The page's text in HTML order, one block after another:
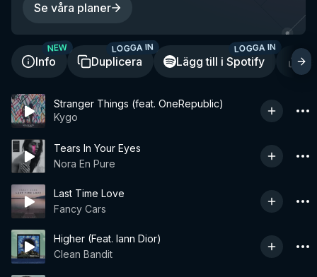
Se våra planer
Info
NEW
Duplicera
LOGGA IN
Lägg till i Spotify
LOGGA IN
Stranger Things (feat. OneRepublic)
Kygo
Tears In Your Eyes
Nora En Pure
Last Time Love
Fancy Cars
Higher (Feat. Iann Dior)
Clean Bandit